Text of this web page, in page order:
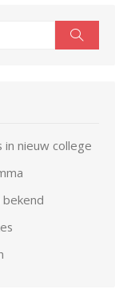
in nieuw college
bekend